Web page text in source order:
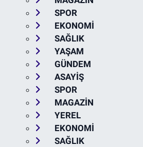
SPOR
EKONOMİ
SAĞLIK
YAŞAM
GÜNDEM
ASAYİŞ
SPOR
MAGAZİN
YEREL
EKONOMİ
SAĞLIK